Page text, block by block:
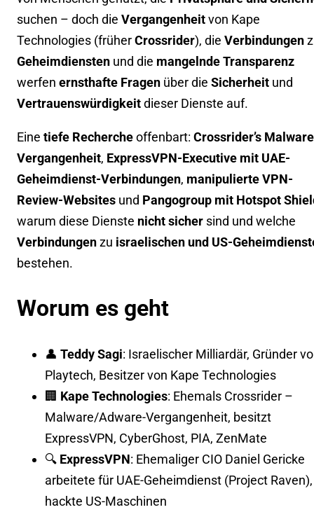
suchen – doch die Vergangenheitvon Kape
Technologies (früherCrossrider), die Verbindungen
Geheimdiensten und die mangelnde Transparenz
werfen ernsthafte Fragen über die Sicherheit und
Vertrauenswürdigkeitdieser Dienste auf.
Eine tiefe Rechercheoffenbart: Crossrider’s
Vergangenheit, ExpressVPN-Executive mit UAE-
Geheimdienst-Verbindungen, manipulierte VPN-
Review-Websites und Pangogroup mit Hotspot
warum diese Dienste nicht sicher sind und welche
Verbindungenzu israelischen und US-
bestehen.
Worum es geht
👤 Teddy Sagi: Israelischer Milliardär, Gründer
Playtech, Besitzer von Kape Technologies
🏢 Kape Technologies: Ehemals Crossrider –
Malware/Adware-Vergangenheit, besitzt
ExpressVPN, CyberGhost, PIA, ZenMate
🔍 ExpressVPN: Ehemaliger CIO Daniel Gericke
arbeitete für UAE-Geheimdienst (Project Raven),
hackte US-Maschinen